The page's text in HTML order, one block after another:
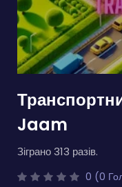
Jaam
Зіграно 313 разів.
0 (0